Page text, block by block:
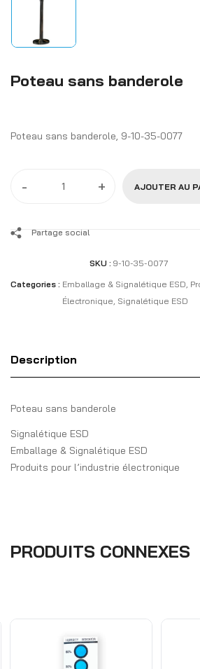
Poteau sans banderole
Poteau sans banderole, 9-10-35-0077
- + AJOUTER AU
Partage social
SKU : 9-10-35-0077
Categories : Emballage & Signalétique ESD,
Électronique, Signalétique ESD
Description
Poteau sans banderole
Signalétique ESD
Emballage & Signalétique ESD
Produits pour l’industrie électronique
PRODUITS CONNEXES